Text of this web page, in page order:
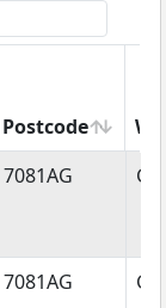
Postcode
Postcode
7081AG
7081AG